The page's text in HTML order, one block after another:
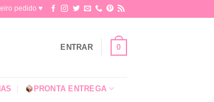
pedido ♥​
ENTRAR 0
PRONTA ENTREGA